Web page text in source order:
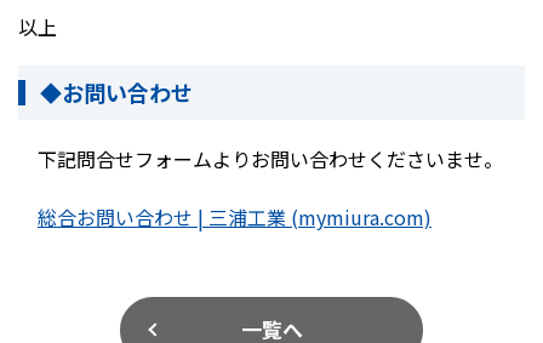
以上
◆お問い合わせ
下記問合せフォームよりお問い合わせくださいませ。
総合お問い合わせ | 三浦工業 (mymiura.com)
一覧へ